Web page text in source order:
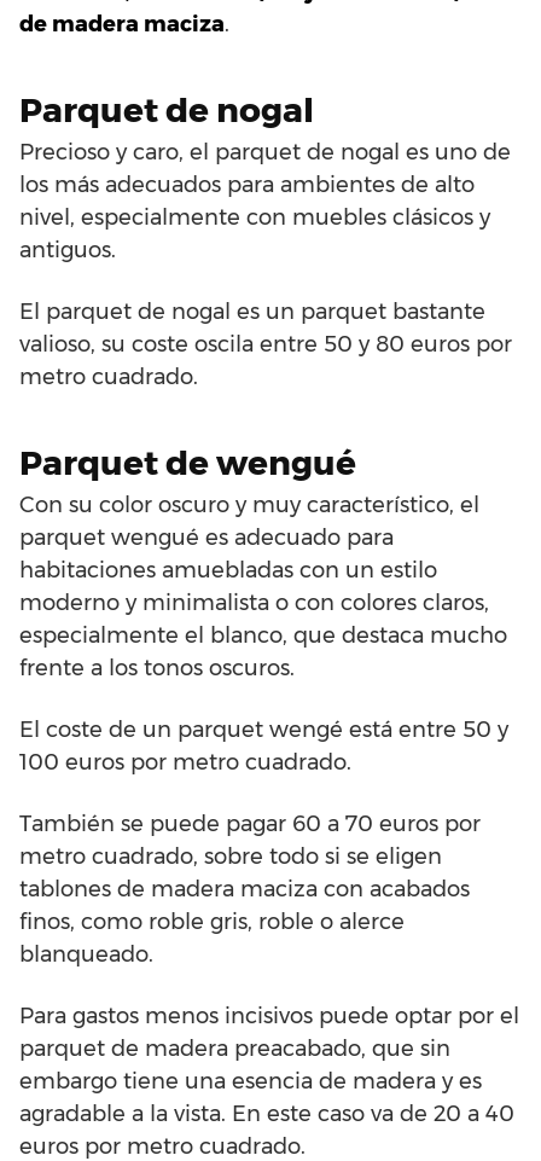
de madera maciza.
Parquet de nogal
Precioso y caro, el parquet de nogal es uno de
los más adecuados para ambientes de alto
nivel, especialmente con muebles clásicos y
antiguos.
El parquet de nogal es un parquet bastante
valioso, su coste oscila entre 50 y 80 euros por
metro cuadrado.
Parquet de wengué
Con su color oscuro y muy característico, el
parquet wengué es adecuado para
habitaciones amuebladas con un estilo
moderno y minimalista o con colores claros,
especialmente el blanco, que destaca mucho
frente a los tonos oscuros.
El coste de un parquet wengé está entre 50 y
100 euros por metro cuadrado.
También se puede pagar 60 a 70 euros por
metro cuadrado, sobre todo si se eligen
tablones de madera maciza con acabados
finos, como roble gris, roble o alerce
blanqueado.
Para gastos menos incisivos puede optar por el
parquet de madera preacabado, que sin
embargo tiene una esencia de madera y es
agradable a la vista. En este caso va de 20 a 40
euros por metro cuadrado.